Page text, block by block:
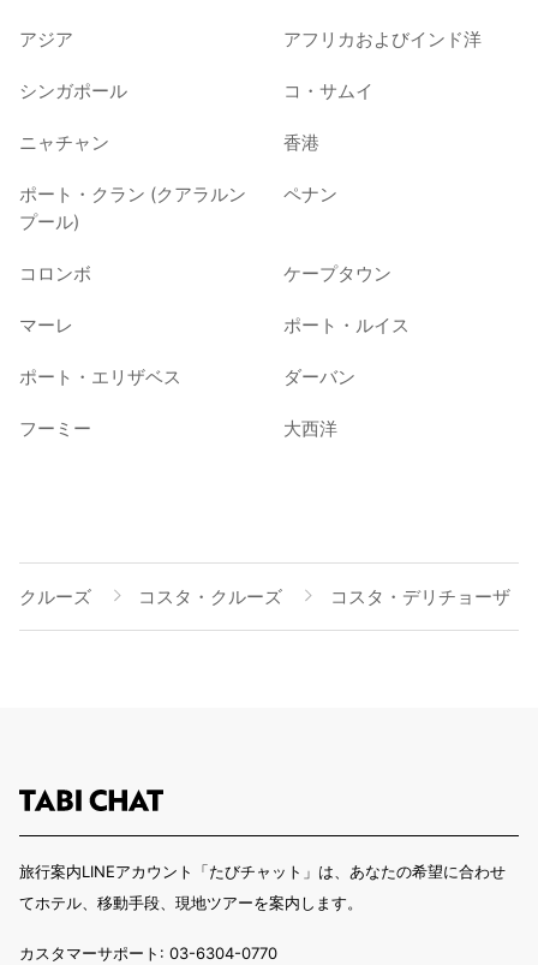
アジア アフリカおよびインド洋
シンガポール コ・サムイ
ニャチャン 香港
ポート・クラン (クアラルン
プール)
ペナン
コロンボ ケープタウン
マーレ ポート・ルイス
ポート・エリザベス ダーバン
フーミー 大西洋
クルーズ コスタ・クルーズ コスタ・デリチョーザ
旅行案内LINEアカウント「たびチャット」は、あなたの希望に合わせ
てホテル、移動手段、現地ツアーを案内します。
カスタマーサポート: 03-6304-0770